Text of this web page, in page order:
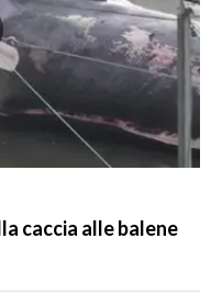
caccia alle balene